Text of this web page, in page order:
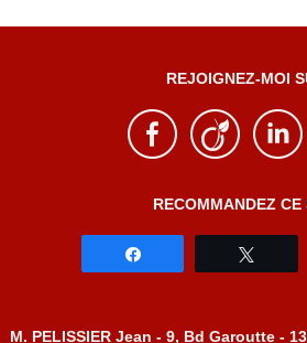
REJOIGNEZ-MOI
RECOMMANDEZ CE
M. PELISSIER Jean - 9, Bd Garoutte -